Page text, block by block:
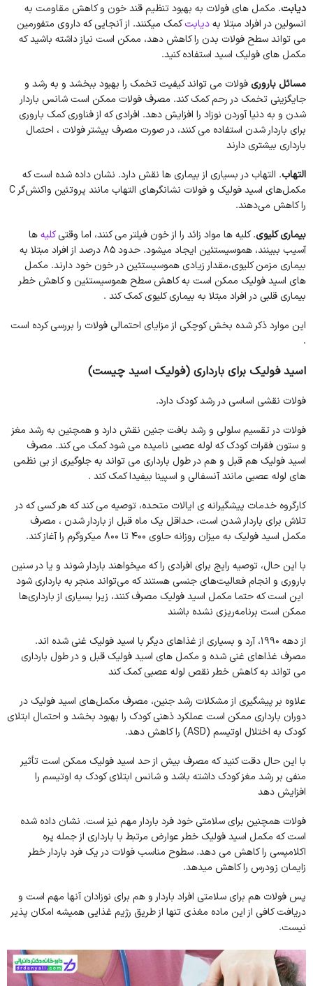
دیابت. مکمل های فولات به بهبود تنظیم قند خون و کاهش مقاومت به
انسولین در افراد مبتلا بهدیابتکمک میکنند. از آنجایی که داروی متفورمین
می تواند سطح فولات بدن را کاهش دهد، ممکن است نیاز داشته باشید که
مکمل های فولیک اسید استفاده کنید.
مسائل باروری فولات می تواند کیفیت تخمک را بهبود ببخشد و به رشد و
جایگزینی تخمک در رحم کمک کند. مصرف فولات ممکن است شانس باردار
شدن و به دنیا آوردن نوزاد را افزایش دهد. افرادی که از فناوری کمک باروری
برای باردار شدن استفاده می کنند، در صورت مصرف بیشتر فولات ، احتمال
بارداری بیشتری دارند
التهاب. التهاب در بسیاری از بیماری ها نقش دارد. نشان داده شده است که
مکمل‌های اسید فولیک و فولات نشانگرهای التهاب مانند پروتئین واکنش‌گر C
را کاهش می‌دهند.
بیماری کلیوی. کلیه ها مواد زائد را از خون فیلتر می کنند، اما وقتیکلیهها
آسیب ببینند، هموسیستئین ایجاد میشود. حدود 85 درصد از افراد مبتلا به
بیماری مزمن کلیوی،مقدار زیادی هموسیستئین در خون خود دارند. مکمل
های اسید فولیک ممکن است به کاهش سطح هموسیستئین و کاهش خطر
بیماری قلبی در افراد مبتلا به بیماری کلیوی کمک کند .
این موارد ذکر شده بخش کوچکی از مزایای احتمالی فولات را بررسی کرده است
.
اسید فولیک برای بارداری (فولیک اسید چیست)
فولات نقشی اساسی در رشد کودک دارد.
فولات در تقسیم سلولی و رشد بافت جنین نقش دارد و همچنین به رشد مغز
و ستون فقرات کودک که لوله عصبی نامیده می شود کمک می کند. مصرف
اسید فولیک هم قبل و هم در طول بارداری می تواند به جلوگیری از بی نظمی
های لوله عصبی مانند آنسفالی و اسپینا بیفیدا کمک کند .
کارگروه خدمات پیشگیرانه ی ایالات متحده، توصیه می کند که هر کسی که در
تلاش برای باردار شدن است، حداقل یک ماه قبل از باردار شدن ، مصرف
مکمل اسید فولیک به میزان روزانه حاوی 400 تا 800 میکروگرم را آغاز کند.
با این حال، توصیه رایج برای افرادی را که میخواهند باردار شوند و یا در سنین
باروری و انجام فعالیت‌های جنسی هستند که می‌تواند منجر به بارداری شود
این است که حتما مکمل اسید فولیک مصرف کنند، زیرا بسیاری از بارداری‌ها
ممکن است برنامه‌ریزی نشده باشند
از دهه 1990، آرد و بسیاری از غذاهای دیگر با اسید فولیک غنی شده اند.
مصرف غذاهای غنی شده و مکمل های اسید فولیک قبل و در طول بارداری
می تواند به کاهش خطر نقص لوله عصبی کمک کند
علاوه بر پیشگیری از مشکلات رشد جنین، مصرف مکمل‌های اسید فولیک در
دوران بارداری ممکن است عملکرد ذهنی کودک را بهبود بخشد و احتمال ابتلای
کودک به اختلال اوتیسم (ASD) را کاهش دهد.
با این حال دقت کنید که مصرف بیش از حد اسید فولیک ممکن است تأثیر
منفی بر رشد مغز کودک داشته باشد و شانس ابتلای کودک به اوتیسم را
افزایش دهد
فولات همچنین برای سلامتی خود فرد باردار مهم نیز است. نشان داده شده
است که مکمل اسید فولیک خطر عوارض مرتبط با بارداری از جمله پره
اکلامپسی را کاهش می دهد. سطوح مناسب فولات در یک فرد باردار خطر
زایمان زودرس را کاهش میدهد.
پس فولات هم برای سلامتی افراد باردار و هم برای نوزادان آنها مهم است و
دریافت کافی از این ماده مغذی تنها از طریق رژیم غذایی همیشه امکان پذیر
نیست.